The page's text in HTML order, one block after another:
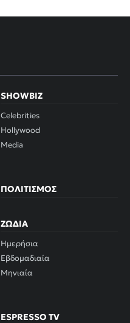
SHOWBIZ
Celebrities
Hollywood
Media
ΠΟΛΙΤΙΣΜΌΣ
ΖΏΔΙΑ
Ημερήσια
Εβδομαδιαία
Μηνιαία
ESPRESSO TV